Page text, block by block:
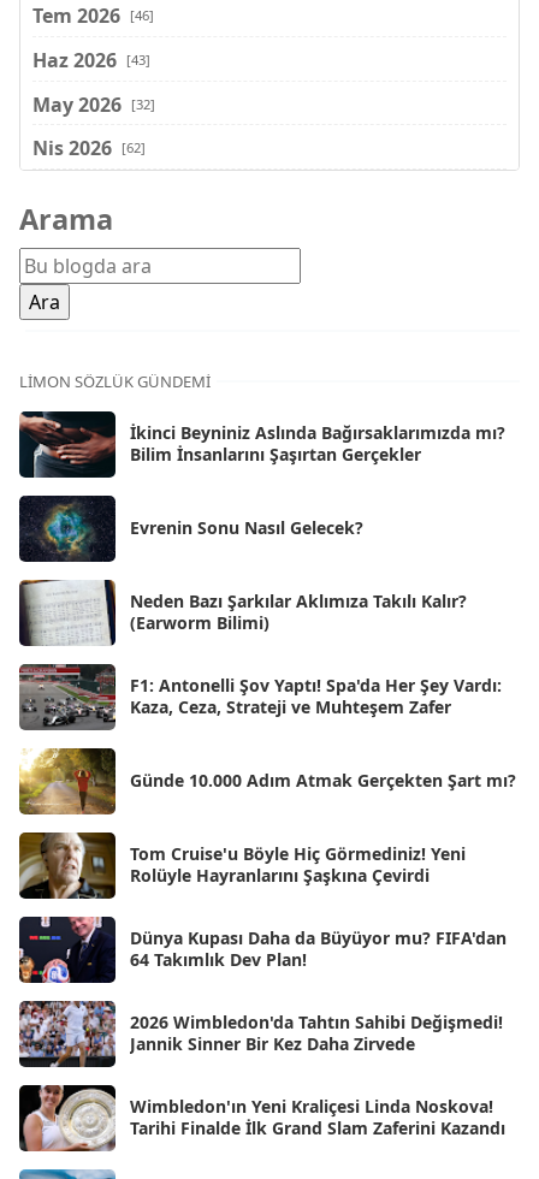
Tem 2026 [46]
Haz 2026 [43]
May 2026 [32]
Nis 2026 [62]
Şub 2026
Oca 2026 [72]
Ara 2025
Kas 2025
Eki 2025
Eyl 2025 [56]
Ağu 2025
Tem 2025
Haz 2025
May 2025 [54]
Nis 2025 [56]
Mar 2025
Şub 2025
Oca 2025
Ara 2024 [25]
Kas 2024
Eki 2024 [46]
Eyl 2024
Ağu 2024 [10]
Tem 2024
Haz 2024 [30]
Arama
LIMON SÖZLÜK GÜNDEMI
İkinci Beyniniz Aslında Bağırsaklarımızda mı?
Bilim İnsanlarını Şaşırtan Gerçekler
Evrenin Sonu Nasıl Gelecek?
Neden Bazı Şarkılar Aklımıza Takılı Kalır?
(Earworm Bilimi)
F1: Antonelli Şov Yaptı! Spa'da Her Şey Vardı:
Kaza, Ceza, Strateji ve Muhteşem Zafer
Günde 10.000 Adım Atmak Gerçekten Şart mı?
Tom Cruise'u Böyle Hiç Görmediniz! Yeni
Rolüyle Hayranlarını Şaşkına Çevirdi
Dünya Kupası Daha da Büyüyor mu? FIFA'dan
64 Takımlık Dev Plan!
2026 Wimbledon'da Tahtın Sahibi Değişmedi!
Jannik Sinner Bir Kez Daha Zirvede
Wimbledon'ın Yeni Kraliçesi Linda Noskova!
Tarihi Finalde İlk Grand Slam Zaferini Kazandı